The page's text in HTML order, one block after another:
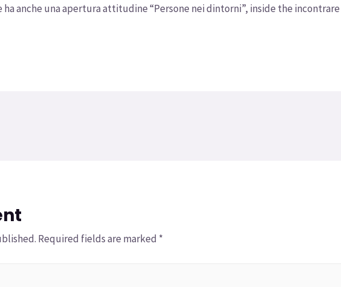
anche una apertura attitudine “Persone nei dintorni”, inside the incontrare
Required fields are marked *